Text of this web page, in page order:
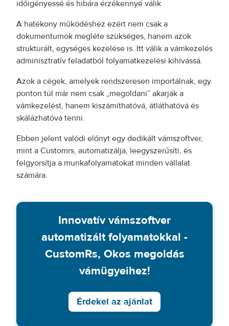
időigényessé és hibára érzékennyé válik
A hatékony működéshez ezért nem csak a
dokumentumok megléte szükséges, hanem azok
strukturált, egységes kezelése is. Itt válik a vámkezelés
adminisztratív feladatból folyamatkezelési kihívássá.
Azok a cégek, amelyek rendszeresen importálnak, egy
ponton túl már nem csak „megoldani” akarják a
vámkezelést, hanem kiszámíthatóvá, átláthatóvá és
skálázhatóvá tenni.
Ebben jelent valódi előnyt egy dedikált vámszoftver,
mint a Customrs, automatizálja, leegyszerűsíti, és
felgyorsítja a munkafolyamatokat minden vállalat
számára.
Innovatív vámszoftver
automatizált folyamatokkal -
CustomRs, Okos megoldás
vámügyeihez!
Érdekel az ajánlat